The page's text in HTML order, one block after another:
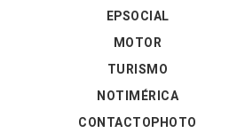
EPSOCIAL
MOTOR
TURISMO
NOTIMÉRICA
CONTACTOPHOTO